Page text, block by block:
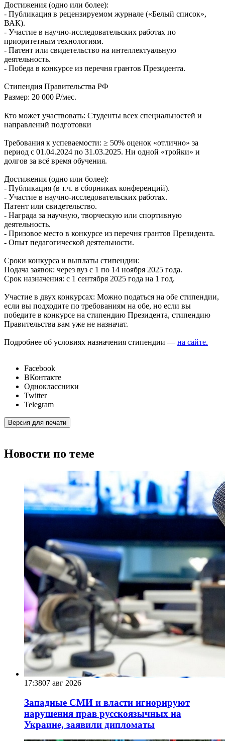
Достижения (одно или более):
- Публикация в рецензируемом журнале («Белый список»,
ВАК).
- Участие в научно-исследовательских работах по
приоритетным технологиям.
- Патент или свидетельство на интеллектуальную
деятельность.
- Победа в конкурсе из перечня грантов Президента.
Стипендия Правительства РФ
Размер: 20 000 ₽/мес.
Кто может участвовать: Студенты всех специальностей и
направлений подготовки
Требования к успеваемости: ≥ 50% оценок «отлично» за
период с 01.04.2024 по 31.03.2025. Ни одной «тройки» и
долгов за всё время обучения.
Достижения (одно или более):
- Публикация (в т.ч. в сборниках конференций).
- Участие в научно-исследовательских работах.
Патент или свидетельство.
- Награда за научную, творческую или спортивную
деятельность.
- Призовое место в конкурсе из перечня грантов Президента.
- Опыт педагогической деятельности.
Сроки конкурса и выплаты стипендии:
Подача заявок: через вуз с 1 по 14 ноября 2025 года.
Срок назначения: с 1 сентября 2025 года на 1 год.
Участие в двух конкурсах: Можно податься на обе стипендии,
если вы подходите по требованиям на обе, но если вы
победите в конкурсе на стипендию Президента, стипендию
Правительства вам уже не назначат.
Подробнее об условиях назначения стипендии — на сайте.
Facebook
ВКонтакте
Одноклассники
Twitter
Telegram
Версия для печати
Новости по теме
17:3807 авг 2026
Западные СМИ и власти игнорируют
нарушения прав русскоязычных на
Украине, заявили дипломаты